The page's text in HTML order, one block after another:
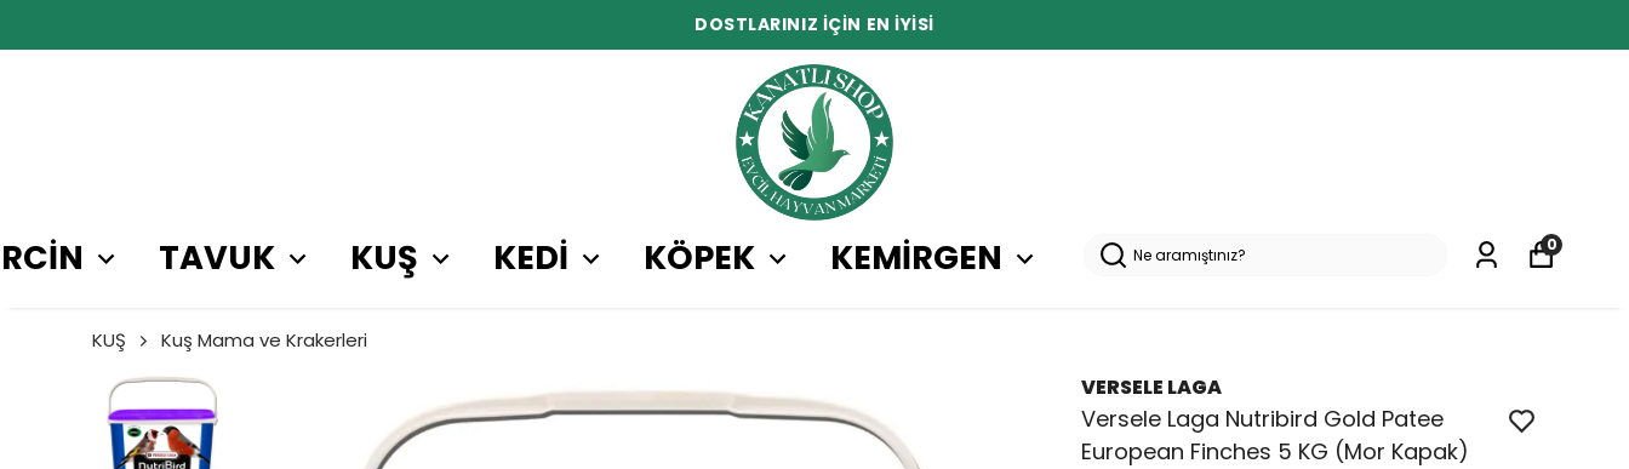
DOSTLARINIZ İÇİN EN İYİSİ
TAVUK KUŞ KEDİ KÖPEK KEMİRGEN 0
KUŞ Kuş Mama ve Krakerleri
VERSELE LAGA
Versele Laga Nutribird Gold Patee
European Finches 5 KG (Mor Kapak)